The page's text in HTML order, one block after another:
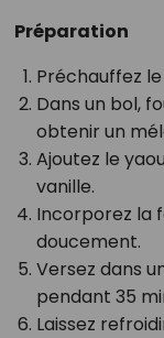
Préparation
Préchauffez le
Dans un bol,
obtenir un
Ajoutez le
vanille.
Incorporez la
doucement.
Versez dans
pendant 35
Laissez